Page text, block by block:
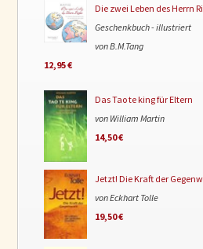
Die zwei Leben des Herrn
Geschenkbuch - illustriert
von B.M.Tang
12,95 €
Das Tao te king für Eltern
von William Martin
14,50 €
Jetzt! Die Kraft der
von Eckhart Tolle
19,50 €